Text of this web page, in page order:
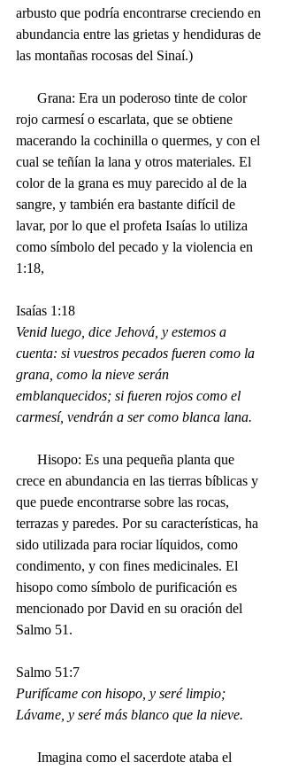
arbusto que podría encontrarse creciendo en
abundancia entre las grietas y hendiduras de
las montañas rocosas del Sinaí.)
rojo carmesí o escarlata, que se obtiene
macerando la cochinilla o quermes, y con el
cual se teñían la lana y otros materiales. El
color de la grana es muy parecido al de la
sangre, y también era bastante difícil de
lavar, por lo que el profeta Isaías lo utiliza
como símbolo del pecado y la violencia en
1:18,
Isaías 1:18
Venid luego, dice Jehová, y estemos a
cuenta: si vuestros pecados fueren como la
grana, como la nieve serán
emblanquecidos; si fueren rojos como el
carmesí, vendrán a ser como blanca lana.
crece en abundancia en las tierras bíblicas y
que puede encontrarse sobre las rocas,
terrazas y paredes. Por su características, ha
sido utilizada para rociar líquidos, como
condimento, y con fines medicinales. El
hisopo como símbolo de purificación es
mencionado por David en su oración del
Salmo 51.
Salmo 51:7
Purifícame con hisopo, y seré limpio;
Lávame, y seré más blanco que la nieve.
Imagina como el sacerdote ataba el